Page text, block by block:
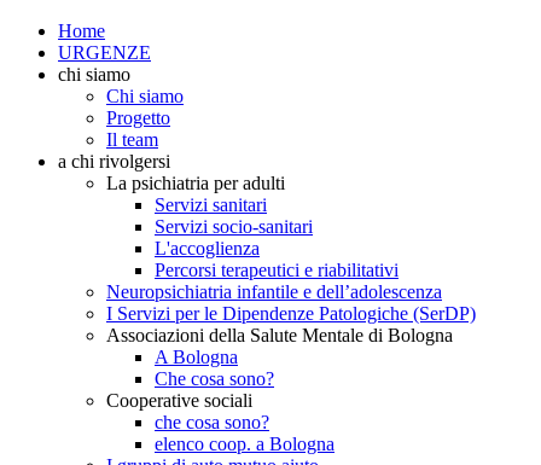
Home
URGENZE
chi siamo
Chi siamo
Progetto
Il team
a chi rivolgersi
La psichiatria per adulti
Servizi sanitari
Servizi socio-sanitari
L'accoglienza
Percorsi terapeutici e riabilitativi
Neuropsichiatria infantile e dell’adolescenza
I Servizi per le Dipendenze Patologiche (SerDP)
Associazioni della Salute Mentale di Bologna
A Bologna
Che cosa sono?
Cooperative sociali
che cosa sono?
elenco coop. a Bologna